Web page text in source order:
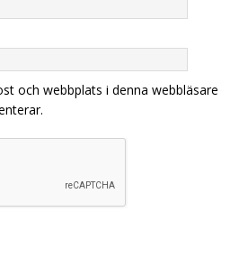
och webbplats i denna webbläsare